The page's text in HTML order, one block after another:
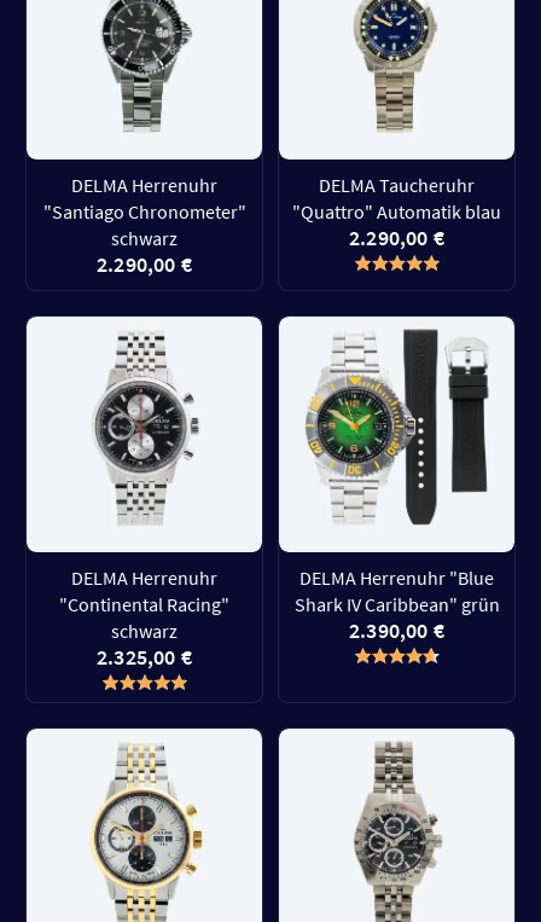
DELMA Herrenuhr
"Santiago Chronometer"
schwarz
2.290,00 €
DELMA Taucheruhr
"Quattro" Automatik blau
2.290,00 €
DELMA Herrenuhr
"Continental Racing"
schwarz
2.325,00 €
DELMA Herrenuhr "Blue
Shark IV Caribbean" grün
2.390,00 €